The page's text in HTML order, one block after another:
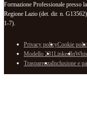
Formazione Professionale presso
Regione Lazio (det. dir. n.
1-7).
Privacy policyCookie
Modello 231LinkedIn
TrasparenzaInclusione e